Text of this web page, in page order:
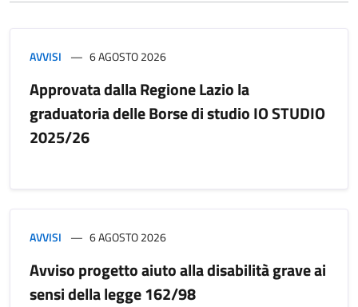
AVVISI 6 AGOSTO 2026
Approvata dalla Regione Lazio la
graduatoria delle Borse di studio IO STUDIO
2025/26
AVVISI 6 AGOSTO 2026
Avviso progetto aiuto alla disabilità grave ai
sensi della legge 162/98